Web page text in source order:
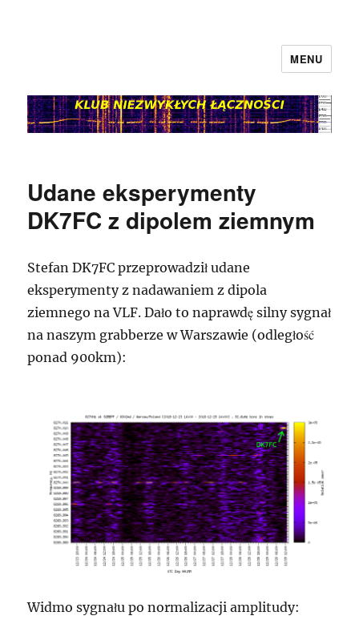
MENU
Udane eksperymenty
DK7FC z dipolem ziemnym
Stefan DK7FC przeprowadził udane
eksperymenty z nadawaniem z dipola
ziemnego na VLF. Dało to naprawdę silny sygnał
na naszym grabberze w Warszawie (odległość
ponad 900km):
Widmo sygnału po normalizacji amplitudy: